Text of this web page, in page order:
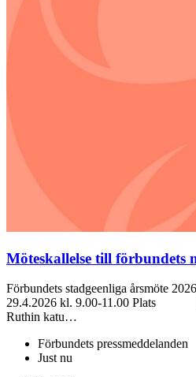
Möteskallelse till förbundets
Förbundets stadgeenliga
29.4.2026 kl. 9.00-11.00 Plats
Ruthin katu…
Förbundets pressmeddelanden
Just nu